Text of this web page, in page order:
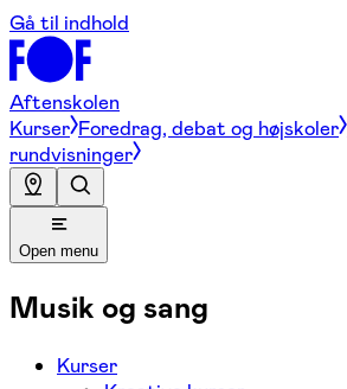
Gå til indhold
Aftenskolen
Kurser Foredrag, debat og højskoler
rundvisninger
Open menu
Musik og sang
Kurser